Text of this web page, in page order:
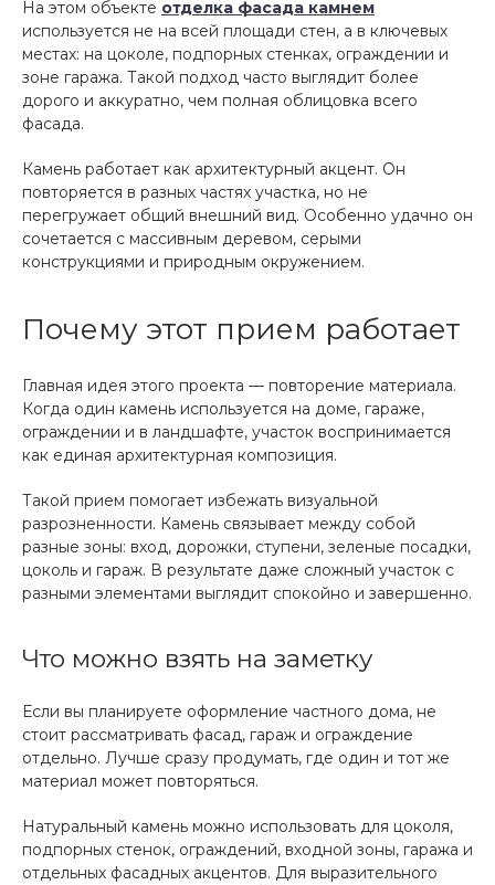
На этом объекте отделка фасада камнем
используется не на всей площади стен, а в ключевых
местах: на цоколе, подпорных стенках, ограждении и
зоне гаража. Такой подход часто выглядит более
дорого и аккуратно, чем полная облицовка всего
фасада.
Камень работает как архитектурный акцент. Он
повторяется в разных частях участка, но не
перегружает общий внешний вид. Особенно удачно он
сочетается с массивным деревом, серыми
конструкциями и природным окружением.
Почему этот прием работает
Главная идея этого проекта — повторение материала.
Когда один камень используется на доме, гараже,
ограждении и в ландшафте, участок воспринимается
как единая архитектурная композиция.
Такой прием помогает избежать визуальной
разрозненности. Камень связывает между собой
разные зоны: вход, дорожки, ступени, зеленые посадки,
цоколь и гараж. В результате даже сложный участок с
разными элементами выглядит спокойно и завершенно.
Что можно взять на заметку
Если вы планируете оформление частного дома, не
стоит рассматривать фасад, гараж и ограждение
отдельно. Лучше сразу продумать, где один и тот же
материал может повторяться.
Натуральный камень можно использовать для цоколя,
подпорных стенок, ограждений, входной зоны, гаража и
отдельных фасадных акцентов. Для выразительного